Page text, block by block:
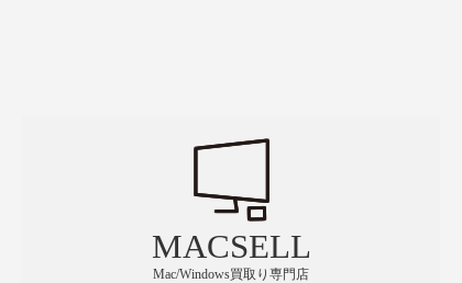
MACSELL
Mac/Windows買取り専門店